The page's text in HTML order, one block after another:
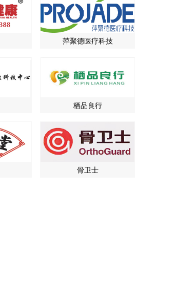
萍聚德医疗科技
栖品良行
骨卫士